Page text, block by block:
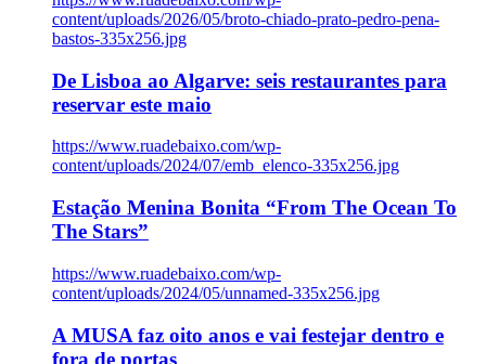
content/uploads/2026/05/broto-chiado-prato-pedro-pena-
bastos-335x256.jpg
De Lisboa ao Algarve: seis restaurantes para
reservar este maio
https://www.ruadebaixo.com/wp-
content/uploads/2024/07/emb_elenco-335x256.jpg
Estação Menina Bonita “From The Ocean To
The Stars”
https://www.ruadebaixo.com/wp-
content/uploads/2024/05/unnamed-335x256.jpg
A MUSA faz oito anos e vai festejar dentro e
fora de portas